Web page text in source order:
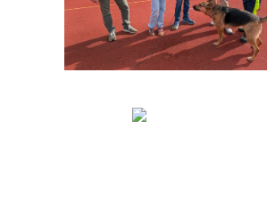
GRÖSSER ANZEIGEN